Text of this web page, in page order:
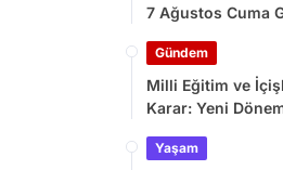
7 Ağustos Cuma
Gündem
Milli Eğitim ve
Karar: Yeni
Yaşam